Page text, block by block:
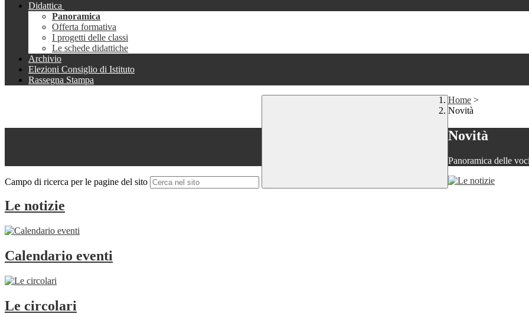
Didattica
Panoramica
Offerta formativa
I progetti delle classi
Le schede didattiche
Archivio
Elezioni Consiglio di Istituto
Rassegna Stampa
Campo di ricerca per le pagine del sito
Home >
Novità
Novità
Panoramica delle
Le notizie
Calendario eventi
Le circolari